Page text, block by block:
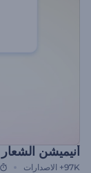
أنيميشن الشعار
97K+ الاصدارات